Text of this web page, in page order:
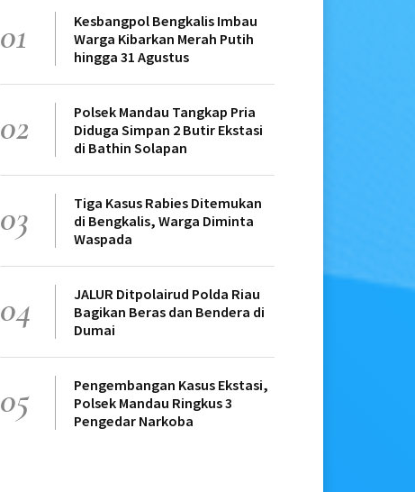
01
Kesbangpol Bengkalis Imbau
Warga Kibarkan Merah Putih
hingga 31 Agustus
02
Polsek Mandau Tangkap Pria
Diduga Simpan 2 Butir Ekstasi
di Bathin Solapan
03
Tiga Kasus Rabies Ditemukan
di Bengkalis, Warga Diminta
Waspada
04
JALUR Ditpolairud Polda Riau
Bagikan Beras dan Bendera di
Dumai
05
Pengembangan Kasus Ekstasi,
Polsek Mandau Ringkus 3
Pengedar Narkoba